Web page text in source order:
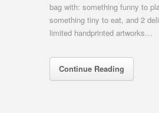
bag with: something funny to
something tiny to eat, and 2
limited handprinted artworks…
Continue Reading